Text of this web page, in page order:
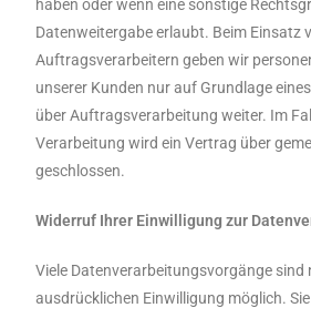
haben oder wenn eine sonstige
Datenweitergabe erlaubt. Beim Einsatz
Auftragsverarbeitern geben wir
unserer Kunden nur auf Grundlage
über Auftragsverarbeitung weiter. Im
Verarbeitung wird ein Vertrag über
geschlossen.
Widerruf Ihrer Einwilligung zur
Viele Datenverarbeitungsvorgänge sind
ausdrücklichen Einwilligung möglich.